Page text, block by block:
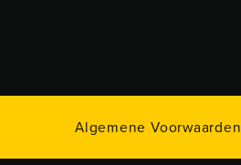
Algemene Voorwaarden